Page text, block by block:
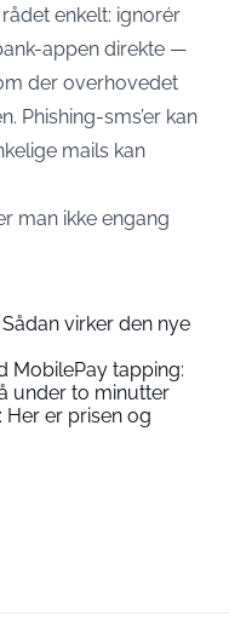
enkelt: ignorér
appen direkte —
der overhovedet
Phishing-sms’er kan
mails kan
man ikke engang
virker den nye
MobilePay tapping:
under to minutter
Her er prisen og